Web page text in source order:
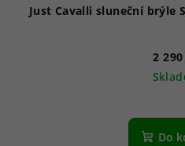
2 290
Do